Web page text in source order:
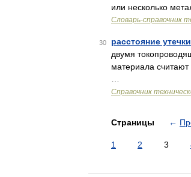
или несколько
Словарь-справочник
30 расстояние утечки
двумя
материала
Справочник
Страницы ←
1 2 3